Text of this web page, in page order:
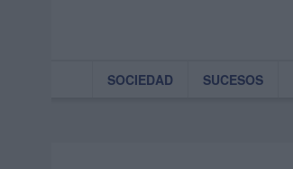
SOCIEDAD SUCESOS